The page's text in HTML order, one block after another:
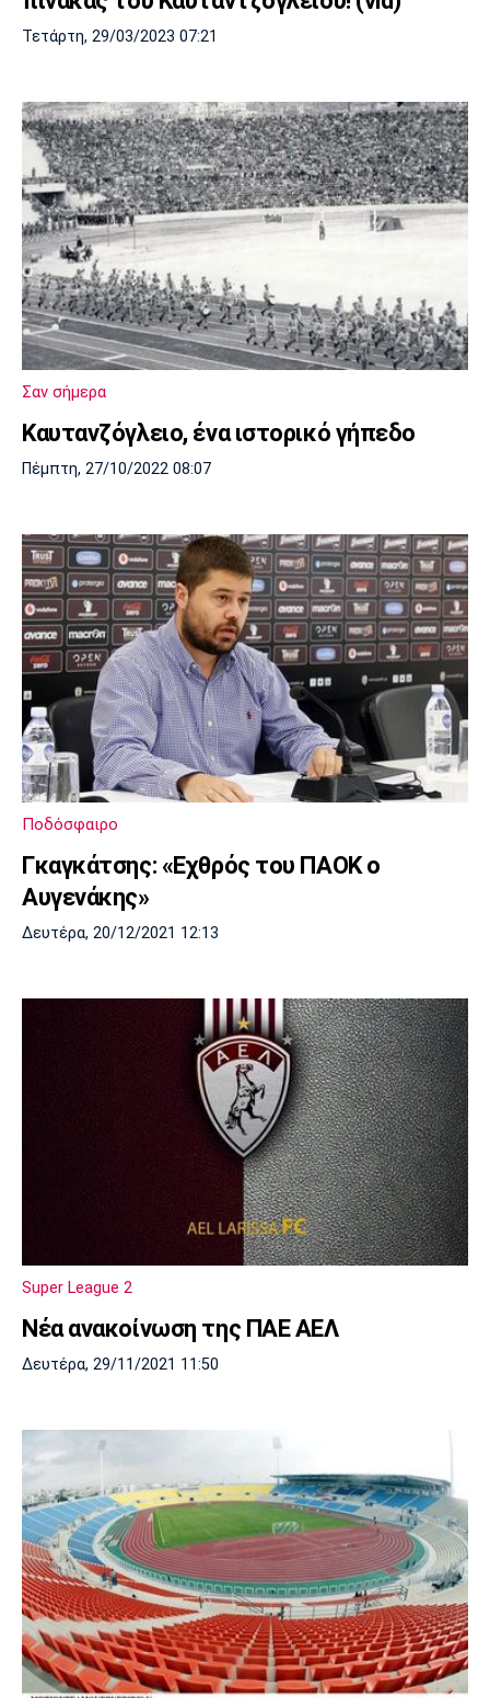
Τετάρτη, 29/03/2023 07:21
Σαν σήμερα
Καυτανζόγλειο, ένα ιστορικό γήπεδο
Πέμπτη, 27/10/2022 08:07
Ποδόσφαιρο
Γκαγκάτσης: «Εχθρός του ΠΑΟΚ ο
Αυγενάκης»
Δευτέρα, 20/12/2021 12:13
Super League 2
Νέα ανακοίνωση της ΠΑΕ ΑΕΛ
Δευτέρα, 29/11/2021 11:50